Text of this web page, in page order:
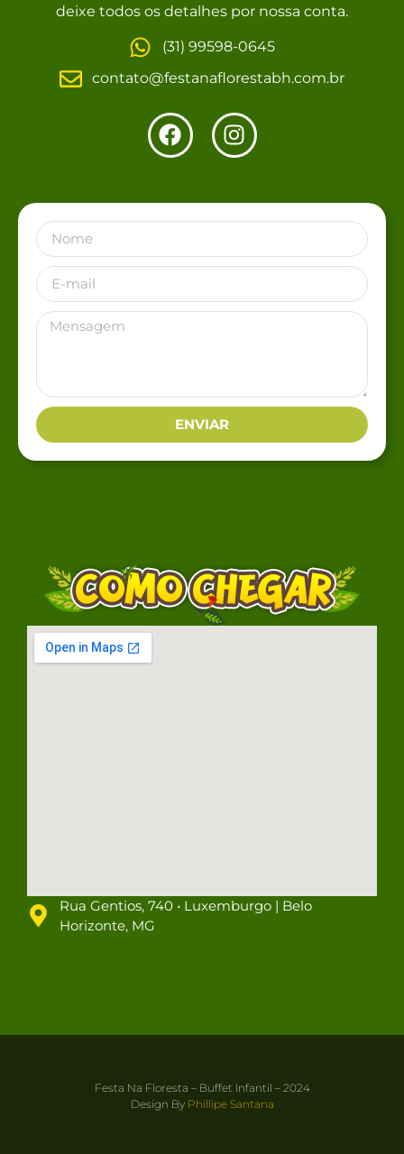
deixe todos os detalhes por nossa conta.
(31) 99598-0645
contato@festanaflorestabh.com.br
ENVIAR
Rua Gentios, 740 • Luxemburgo | Belo
Horizonte, MG
Festa Na Floresta – Buffet Infantil – 2024
Design By Phillipe Santana